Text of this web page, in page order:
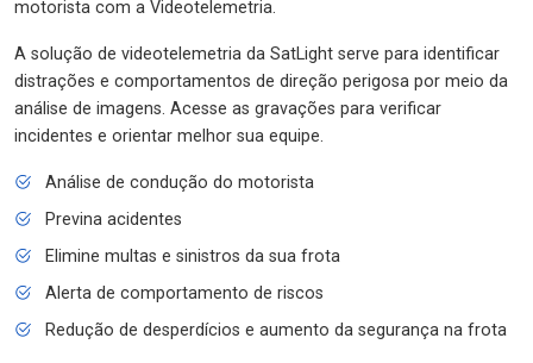
motorista com a Videotelemetria.
A solução de videotelemetria da SatLight serve para identificar
distrações e comportamentos de direção perigosa por meio da
análise de imagens. Acesse as gravações para verificar
incidentes e orientar melhor sua equipe.
Análise de condução do motorista
Previna acidentes
Elimine multas e sinistros da sua frota
Alerta de comportamento de riscos
Redução de desperdícios e aumento da segurança na frota